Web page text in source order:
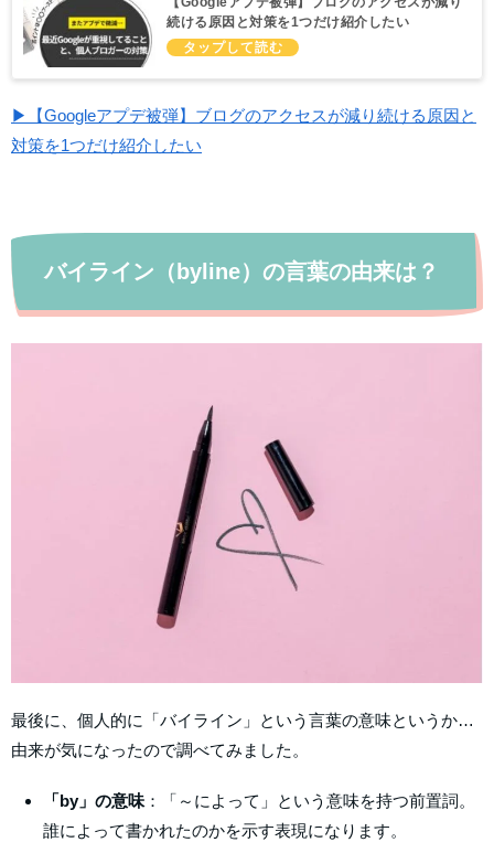
続ける原因と対策を1つだけ紹介したい
▶【Googleアプデ被弾】ブログのアクセスが減り続ける原因と
対策を1つだけ紹介したい
バイライン（byline）の言葉の由来は？
最後に、個人的に「バイライン」という言葉の意味というか…
由来が気になったので調べてみました。
「by」の意味 ：「～によって」という意味を持つ前置詞。
誰によって書かれたのかを示す表現になります。